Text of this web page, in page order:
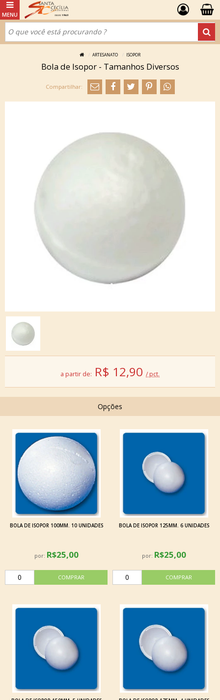
ARTESANATO ISOPOR
Bola de Isopor - Tamanhos Diversos
a partir de: R$ 12,90 / pct.
Opções
BOLA DE ISOPOR 100MM. 10 UNIDADES
por: R$25,00
BOLA DE ISOPOR 125MM. 6 UNIDADES
por: R$25,00